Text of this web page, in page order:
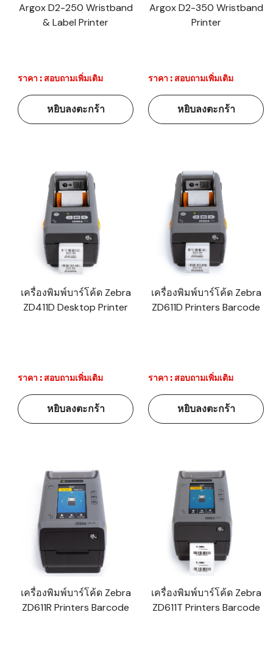
Argox D2-250 Wristband
& Label Printer
ราคา : สอบถามเพิ่มเติม
หยิบลงตะกร้า
Argox D2-350 Wristband
Printer
ราคา : สอบถามเพิ่มเติม
หยิบลงตะกร้า
เครื่องพิมพ์บาร์โค้ด Zebra
ZD411D Desktop Printer
ราคา : สอบถามเพิ่มเติม
หยิบลงตะกร้า
เครื่องพิมพ์บาร์โค้ด Zebra
ZD611D Printers Barcode
ราคา : สอบถามเพิ่มเติม
หยิบลงตะกร้า
เครื่องพิมพ์บาร์โค้ด Zebra
ZD611R Printers Barcode
เครื่องพิมพ์บาร์โค้ด Zebra
ZD611T Printers Barcode